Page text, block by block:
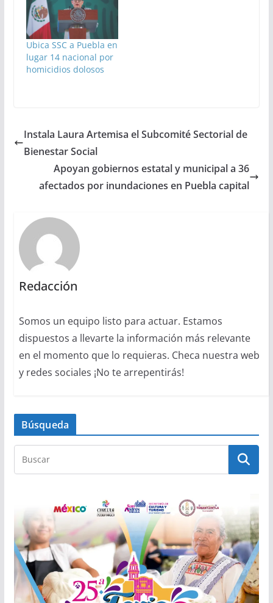
Ubica SSC a Puebla en
lugar 14 nacional por
homicidios dolosos
Instala Laura Artemisa el Subcomité Sectorial de
Bienestar Social
Apoyan gobiernos estatal y municipal a 36
afectados por inundaciones en Puebla capital
Redacción
Somos un equipo listo para actuar. Estamos
dispuestos a llevarte la información más relevante
en el momento que lo requieras. Checa nuestra web
y redes sociales ¡No te arrepentirás!
Búsqueda